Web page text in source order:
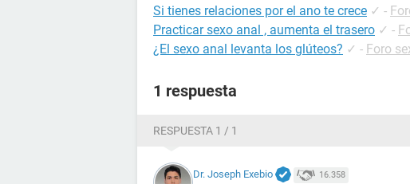
Si tienes relaciones por el ano te crece ✓ -
Practicar sexo anal , aumenta el trasero ✓ -
¿El sexo anal levanta los glúteos? ✓ - Foro
1 respuesta
RESPUESTA 1 / 1
Dr. Joseph Exebio 16.358